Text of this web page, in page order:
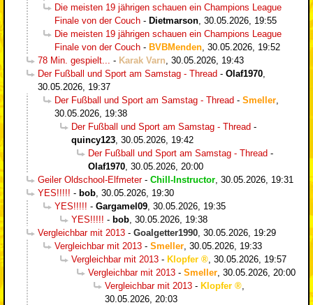
Die meisten 19 jährigen schauen ein Champions League
Finale von der Couch - Dietmarson 30.05.2026, 19:55
Die meisten 19 jährigen schauen ein Champions League
Finale von der Couch - BVBMenden 30.05.2026, 19:52
78 Min. gespielt...
- Karak Varn 30.05.2026, 19:43
Der Fußball und Sport am Samstag - Thread - Olaf1970
30.05.2026, 19:37
Der Fußball und Sport am Samstag - Thread - Smeller
30.05.2026, 19:38
Der Fußball und Sport am Samstag - Thread -
quincy123 30.05.2026, 19:42
Der Fußball und Sport am Samstag - Thread -
Olaf1970 30.05.2026, 20:00
Geiler Oldschool-Elfmeter- Chill-Instructor 30.05.2026, 19:31
YES!!!!! - bob 30.05.2026, 19:30
YES!!!!! - Gargamel09 30.05.2026, 19:35
YES!!!!! - bob 30.05.2026, 19:38
Vergleichbar mit 2013 - Goalgetter1990 30.05.2026, 19:29
Vergleichbar mit 2013 - Smeller 30.05.2026, 19:33
Vergleichbar mit 2013 - Klopfer
30.05.2026, 19:57
Vergleichbar mit 2013 - Smeller 30.05.2026, 20:00
Vergleichbar mit 2013 - Klopfer
30.05.2026, 20:03